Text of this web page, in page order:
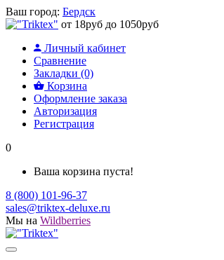
Ваш город: Бердск
от 18руб до 1050руб
Личный кабинет
Сравнение
Закладки (0)
Корзина
Оформление заказа
Авторизация
Регистрация
0
Ваша корзина пуста!
8 (800) 101-96-37
sales@triktex-deluxe.ru
Мы на Wildberries